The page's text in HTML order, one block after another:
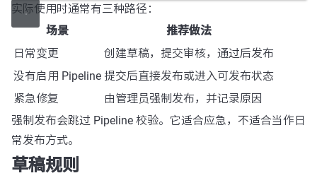
实际使用时通常有三种路径：
场景
推荐做法
日常变更
创建草稿，提交审核，通过后发布
没有启用 Pipeline 提交后直接发布或进入可发布状态
紧急修复
由管理员强制发布，并记录原因
强制发布会跳过 Pipeline 校验。它适合应急，不适合当作日
常发布方式。
草稿规则